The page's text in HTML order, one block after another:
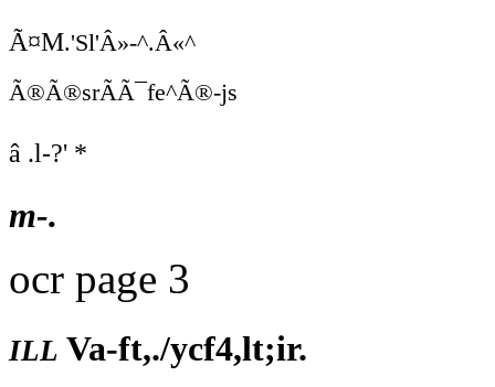
Ã¤M.'Sl'Â»-^.Â«^
Ã®Ã®srÃÃ¯fe^Ã®-js
â .l-?' *
m-.
ocr page 3
ill Va-ft,./ycf4,lt;ir.